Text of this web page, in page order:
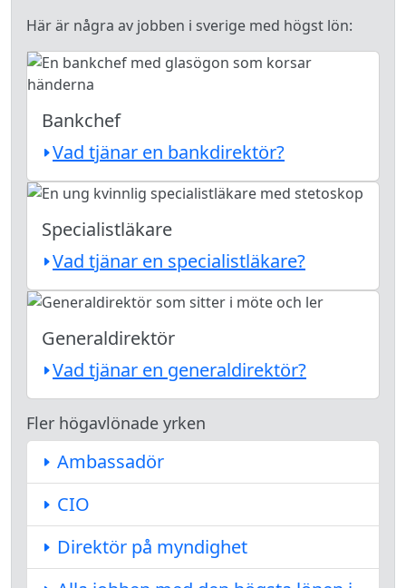
Här är några av jobben i sverige med högst lön:
Bankchef
Vad tjänar en bankdirektör?
Specialistläkare
Vad tjänar en specialistläkare?
Generaldirektör
Vad tjänar en generaldirektör?
Fler högavlönade yrken
Ambassadör
CIO
Direktör på myndighet